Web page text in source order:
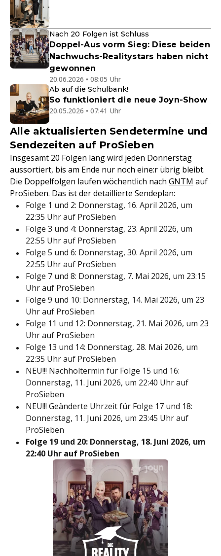
Nach 20 Folgen ist Schluss
Doppel-Aus vorm Sieg: Diese beiden
Nachwuchs-Realitystars haben nicht
gewonnen
20.06.2026 • 08:05 Uhr
Ab auf die Schulbank!
So funktioniert die neue Joyn-Show
20.05.2026 • 07:41 Uhr
Alle aktualisierten Sendetermine und
Sendezeiten auf ProSieben
Insgesamt 20 Folgen lang wird jeden Donnerstag
aussortiert, bis am Ende nur noch eine:r übrig bleibt.
Die Doppelfolgen laufen wöchentlich nach GNTM auf
ProSieben. Das ist der detaillierte Sendeplan:
Folge 1 und 2: Donnerstag, 16. April 2026, um
22:35 Uhr auf ProSieben
Folge 3 und 4: Donnerstag, 23. April 2026, um
22:55 Uhr auf ProSieben
Folge 5 und 6: Donnerstag, 30. April 2026, um
22:55 Uhr auf ProSieben
Folge 7 und 8: Donnerstag, 7. Mai 2026, um 23:15
Uhr auf ProSieben
Folge 9 und 10: Donnerstag, 14. Mai 2026, um 23
Uhr auf ProSieben
Folge 11 und 12: Donnerstag, 21. Mai 2026, um 23
Uhr auf ProSieben
Folge 13 und 14: Donnerstag, 28. Mai 2026, um
22:35 Uhr auf ProSieben
NEU!!! Nachholtermin für Folge 15 und 16:
Donnerstag, 11. Juni 2026, um 22:40 Uhr auf
ProSieben
NEU!!! Geänderte Uhrzeit für Folge 17 und 18:
Donnerstag, 11. Juni 2026, um 23:45 Uhr auf
ProSieben
Folge 19 und 20: Donnerstag, 18. Juni 2026, um
22:40 Uhr auf ProSieben